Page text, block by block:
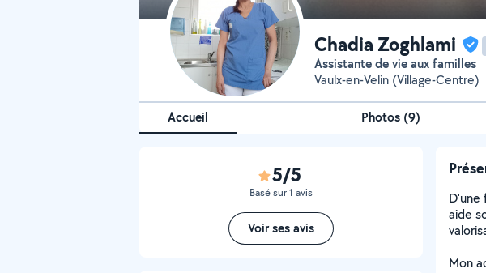
Chadia Zoghlami
Assistante de vie aux familles
Vaulx-en-Velin (Village-Centre)
Accueil Photos (9)
5/5
Basé sur 1 avis
Voir ses avis
D'une
aide
Mon